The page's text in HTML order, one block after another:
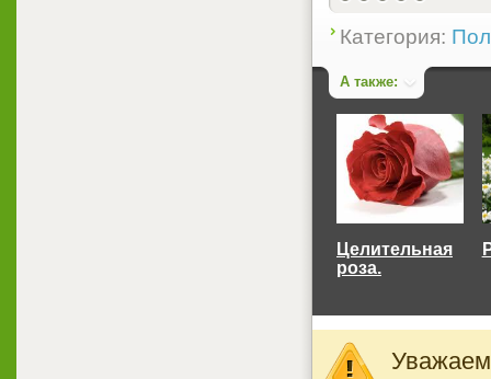
Категория:
А также:
Целительная
роза.